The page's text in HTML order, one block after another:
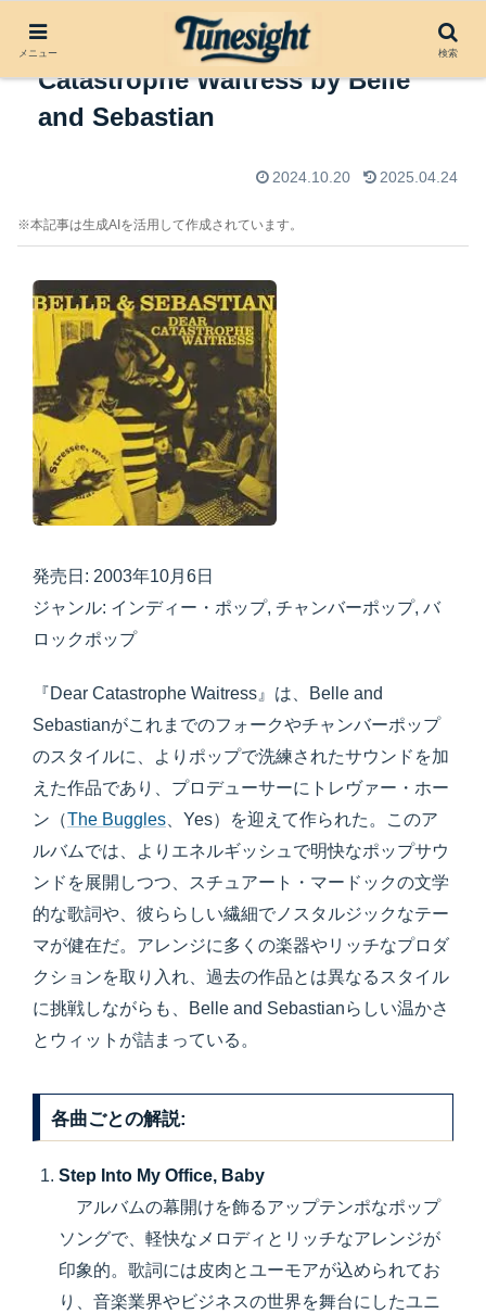
アルバムレビュー：Dear
Catastrophe Waitress by Belle
and Sebastian
2024.10.20 2025.04.24
※本記事は生成AIを活用して作成されています。
発売日: 2003年10月6日
ジャンル: インディー・ポップ, チャンバーポップ, バ
ロックポップ
『Dear Catastrophe Waitress』は、Belle and
Sebastianがこれまでのフォークやチャンバーポップ
のスタイルに、よりポップで洗練されたサウンドを加
えた作品であり、プロデューサーにトレヴァー・ホー
ン（The Buggles 、Yes）を迎えて作られた。このア
ルバムでは、よりエネルギッシュで明快なポップサウ
ンドを展開しつつ、スチュアート・マードックの文学
的な歌詞や、彼ららしい繊細でノスタルジックなテー
マが健在だ。アレンジに多くの楽器やリッチなプロダ
クションを取り入れ、過去の作品とは異なるスタイル
に挑戦しながらも、Belle and Sebastianらしい温かさ
とウィットが詰まっている。
各曲ごとの解説:
Step Into My Office, Baby
アルバムの幕開けを飾るアップテンポなポップ
ソングで、軽快なメロディとリッチなアレンジが
印象的。歌詞には皮肉とユーモアが込められてお
り、音楽業界やビジネスの世界を舞台にしたユニ
メニュー 検索